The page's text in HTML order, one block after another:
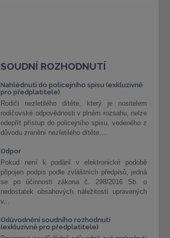
SOUDNÍ ROZHODNUTÍ
Nahlédnutí do policejního spisu (exkluzivně
pro předplatitele)
Rodiči nezletilého dítěte, který je nositelem
rodičovské odpovědnosti v plném rozsahu, nelze
odepřít přístup do policejního spisu, vedeného z
důvodu zranění nezletilého dítěte,...
Odpor
Pokud není k podání v elektronické podobě
připojen podpis podle zvláštních předpisů, jedná
se po účinnosti zákona č. 298/2016 Sb. o
nedostatek obsahových náležitostí upravených
v...
Odůvodnění soudního rozhodnutí
(exkluzivně pro předplatitele)